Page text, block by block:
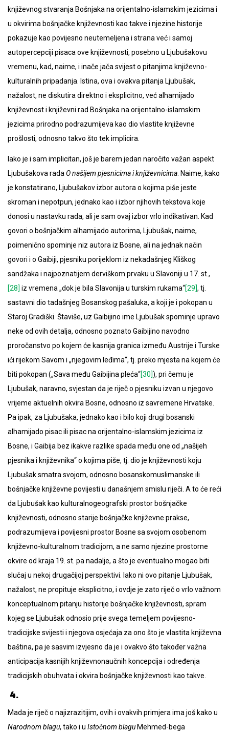
književnog stvaranja Bošnjaka na orijentalno-islamskim jezicima i
u okvirima bošnjačke književnosti kao takve i njezine historije
pokazuje kao povijesno neutemeljena i strana već i samoj
autopercepciji pisaca ove književnosti, posebno u Ljubušakovu
vremenu, kad, naime, i inače jača svijest o pitanjima književno-
kulturalnih pripadanja. Istina, ova i ovakva pitanja Ljubušak,
nažalost, ne diskutira direktno i eksplicitno, već alhamijado
književnost i književni rad Bošnjaka na orijentalno-islamskim
jezicima prirodno podrazumijeva kao dio vlastite književne
prošlosti, odnosno takvo što tek implicira.
Iako je i sam implicitan, još je barem jedan naročito važan aspekt
Ljubušakova rada O našijem pjesnicima i književnicima . Naime, kako
je konstatirano, Ljubušakov izbor autora o kojima piše jeste
skroman i nepotpun, jednako kao i izbor njihovih tekstova koje
donosi u nastavku rada, ali je sam ovaj izbor vrlo indikativan. Kad
govori o bošnjačkim alhamijado autorima, Ljubušak, naime,
poimenično spominje niz autora iz Bosne, ali na jednak način
govori i o Gaibiji, pjesniku porijeklom iz nekadašnjeg Kliškog
sandžaka i najpoznatijem derviškom prvaku u Slavoniji u 17. st.,
[28] iz vremena „dok je bila Slavonija u turskim rukama“[29], tj.
sastavni dio tadašnjeg Bosanskog pašaluka, a koji je i pokopan u
Staroj Gradiški. Štaviše, uz Gaibijino ime Ljubušak spominje upravo
neke od ovih detalja, odnosno poznato Gaibijino navodno
proročanstvo po kojem će kasnija granica između Austrije i Turske
ići rijekom Savom i „njegovim leđima“, tj. preko mjesta na kojem će
biti pokopan („Sava među Gaibijina pleća“[30]), pri čemu je
Ljubušak, naravno, svjestan da je riječ o pjesniku izvan u njegovo
vrijeme aktuelnih okvira Bosne, odnosno iz savremene Hrvatske.
Pa ipak, za Ljubušaka, jednako kao i bilo koji drugi bosanski
alhamijado pisac ili pisac na orijentalno-islamskim jezicima iz
Bosne, i Gaibija bez ikakve razlike spada među one od „našijeh
pjesnika i književnika“ o kojima piše, tj. dio je književnosti koju
Ljubušak smatra svojom, odnosno bosanskomuslimanske ili
bošnjačke književne povijesti u današnjem smislu riječi. A to će reći
da Ljubušak kao kulturalnogeografski prostor bošnjačke
književnosti, odnosno starije bošnjačke književne prakse,
podrazumijeva i povijesni prostor Bosne sa svojom osobenom
književno-kulturalnom tradicijom, a ne samo njezine prostorne
okvire od kraja 19. st. pa nadalje, a što je eventualno mogao biti
slučaj u nekoj drugačijoj perspektivi. Iako ni ovo pitanje Ljubušak,
nažalost, ne propituje eksplicitno, i ovdje je zato riječ o vrlo važnom
konceptualnom pitanju historije bošnjačke književnosti, spram
kojeg se Ljubušak odnosio prije svega temeljem povijesno-
tradicijske svijesti i njegova osjećaja za ono što je vlastita književna
baština, pa je sasvim izvjesno da je i ovakvo što također važna
anticipacija kasnijih književnonaučnih koncepcija i određenja
tradicijskih obuhvata i okvira bošnjačke književnosti kao takve.
4.
Mada je riječ o najizrazitijim, ovih i ovakvih primjera ima još kako u
Narodnom blagu, tako i u Istočnom blagu Mehmed-bega